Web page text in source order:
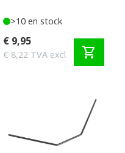
>10 en stock
€ 9,95
€ 8,22 TVA excl. shopping_cart